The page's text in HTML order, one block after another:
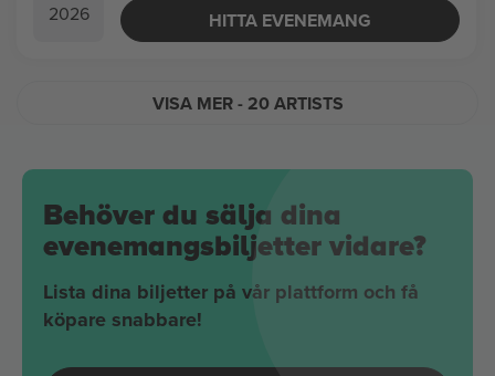
2026
HITTA EVENEMANG
VISA MER- 20 ARTISTS
Behöver du sälja dina
evenemangsbiljetter vidare?
Lista dina biljetter på vår plattform och få
köpare snabbare!